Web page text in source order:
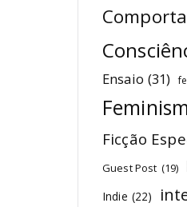
Ensaio (31)
Ficção
Guest Post (19)
Indie (22)